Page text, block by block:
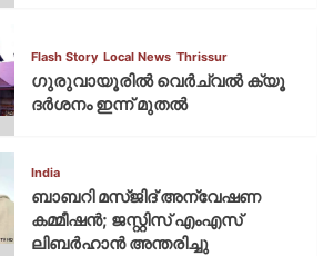
Flash Story Local News Thrissur
ഗുരുവായൂരില്‍ വെര്‍ച്വല്‍ ക്യൂ
ദര്‍ശനം ഇന്ന് മുതല്‍
India
ബാബറി മസ്ജിദ് അന്വേഷണ
കമ്മീഷന്‍; ജസ്റ്റിസ് എംഎസ്
ലിബര്‍ഹാന്‍ അന്തരിച്ചു